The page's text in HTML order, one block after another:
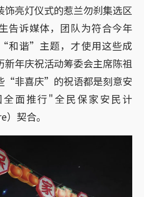
饰亮灯仪式的惹兰勿刹集选区
告诉媒体，团队为符合今年
和谐”主题，才使用这些成
新年庆祝活动筹委会主席陈祖
“非喜庆”的祝语都是刻意安
全面推行"全民保家安民计
契合。